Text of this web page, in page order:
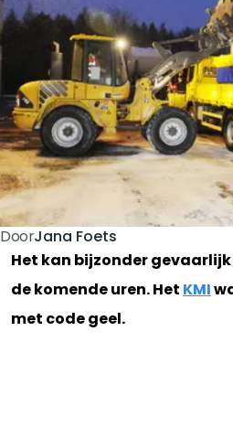
DoorJana Foets
Het kan bijzonder
de komende uren. Het KMI
met code geel.